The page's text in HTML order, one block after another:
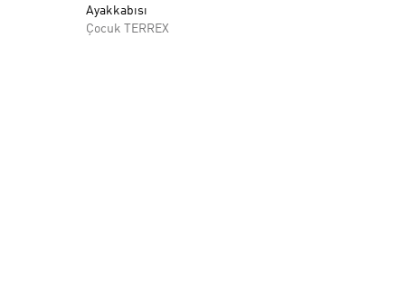
Ayakkabısı
Çocuk TERREX